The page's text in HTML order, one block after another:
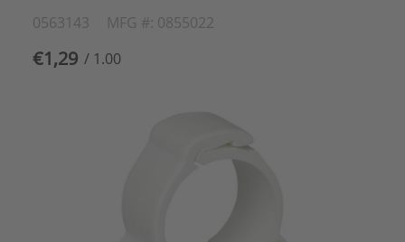
0563143 MFG #: 0855022
€1,29 / 1.00